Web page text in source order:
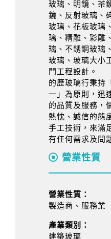
玻璃、明鏡、茶
鏡、反射玻璃、
玻璃、花板玻璃
璃、精雕、彩雕
璃、不銹鋼玻璃
玻璃、玻璃大小
門工程設計。
的歷玻璃行秉持
一」為原則，迅
的品質及服務，
熱忱、誠信的態
手工技術，來滿
有任何需求及問
營業性質
營業性質：
製造商、服務業
產業類別：
建築玻璃